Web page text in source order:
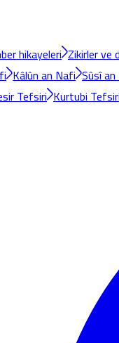
hikayeleri Zikirler ve
Kâlûn an Nafi Sûsî
Tefsiri Kurtubi